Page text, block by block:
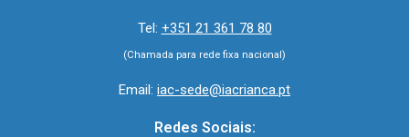
Tel: +351 21 361 78 80
(Chamada para rede fixa nacional)
Email: iac-sede@iacrianca.pt
Redes Sociais: